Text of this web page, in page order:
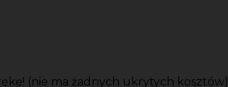
(nie ma żadnych ukrytych kosztów)